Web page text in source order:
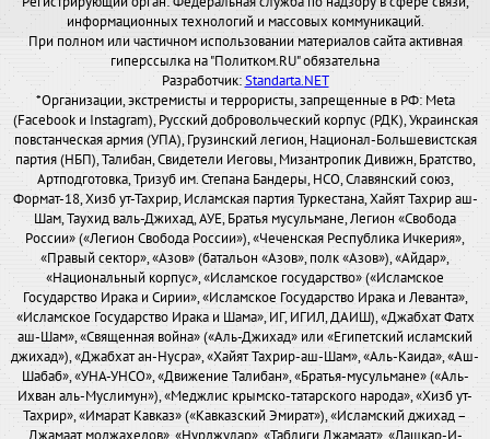
информационных технологий и массовых коммуникаций.
При полном или частичном использовании материалов сайта активная
гиперссылка на "Политком.RU" обязательна
Разработчик:Standarta.NET
*Организации, экстремисты и террористы, запрещенные в РФ: Meta
(Facebook и Instagram), Русский добровольческий корпус (РДК), Украинская
повстанческая армия (УПА), Грузинский легион, Национал-Большевистская
партия (НБП), Талибан, Свидетели Иеговы, Мизантропик Дивижн, Братство,
Артподготовка, Тризуб им. Степана Бандеры, НСО, Славянский союз,
Формат-18, Хизб ут-Тахрир, Исламская партия Туркестана, Хайят Тахрир аш-
Шам, Таухид валь-Джихад, АУЕ, Братья мусульмане, Легион «Свобода
России» («Легион Свобода России»), «Чеченская Республика Ичкерия»,
«Правый сектор», «Азов» (батальон «Азов», полк «Азов»), «Айдар»,
«Национальный корпус», «Исламское государство» («Исламское
Государство Ирака и Сирии», «Исламское Государство Ирака и Леванта»,
«Исламское Государство Ирака и Шама», ИГ, ИГИЛ, ДАИШ), «Джабхат Фатх
аш-Шам», «Священная война» («Аль-Джихад» или «Египетский исламский
джихад»), «Джабхат ан-Нусра», «Хайят Тахрир-аш-Шам», «Аль-Каида», «Аш-
Шабаб», «УНА-УНСО», «Движение Талибан», «Братья-мусульмане» («Аль-
Ихван аль-Муслимун»), «Меджлис крымско-татарского народа», «Хизб ут-
Тахрир», «Имарат Кавказ» («Кавказский Эмират»), «Исламский джихад –